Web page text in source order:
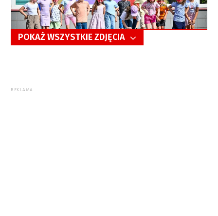
POKAŻ WSZYSTKIE ZDJĘCIA
REKLAMA